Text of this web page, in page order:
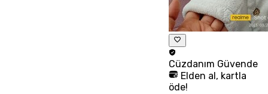
Cüzdanım Güvende
Elden al, kartla
öde!